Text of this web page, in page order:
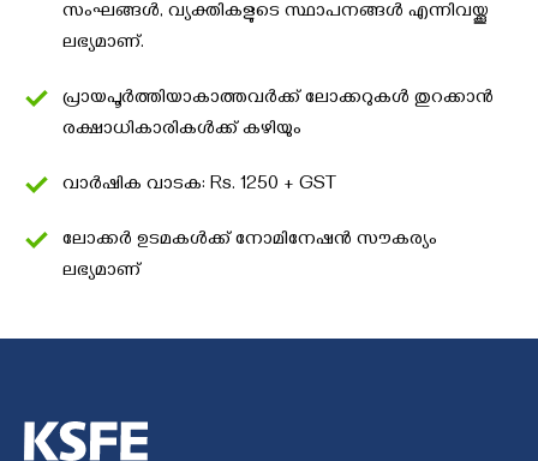
സംഘങ്ങൾ, വ്യക്തികളുടെ സ്ഥാപനങ്ങൾ എന്നിവയ്ക്കൂ
ലഭ്യമാണ്.
പ്രായപൂർത്തിയാകാത്തവർക്ക് ലോക്കറുകൾ തുറക്കാൻ
രക്ഷാധികാരികൾക്ക് കഴിയും
വാർഷിക വാടക: Rs. 1250 + GST
ലോക്കർ ഉടമകൾക്ക് നോമിനേഷൻ സൗകര്യം
ലഭ്യമാണ്